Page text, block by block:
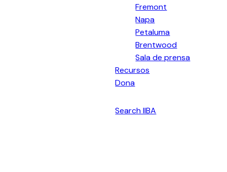
Fremont
Napa
Petaluma
Brentwood
Sala de prensa
Recursos
Dona
Search IIBA